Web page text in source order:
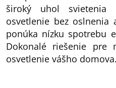
široký uhol svietenia
osvetlenie bez oslnenia
ponúka nízku spotrebu
Dokonalé riešenie pre
osvetlenie vášho domova.